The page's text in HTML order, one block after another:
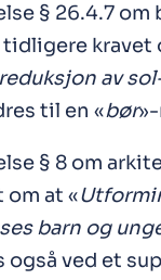
§ 26.4.7
kravet
av
til en «bør
§ 8 om
at «
barn og
også ved et